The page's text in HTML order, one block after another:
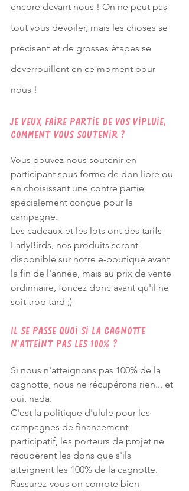
encore devant nous ! On ne peut pas
tout vous dévoiler, mais les choses se
précisent et de grosses étapes se
déverrouillent en ce moment pour
nous !
Je veux faire partie de vos vipluie,
comment vous soutenir ?
Vous pouvez nous soutenir en
participant sous forme de don libre ou
en choisissant une contre partie
spécialement conçue pour la
campagne.
Les cadeaux et les lots ont des tarifs
EarlyBirds, nos produits seront
disponible sur notre e-boutique avant
la fin de l'année, mais au prix de vente
ordinnaire, foncez donc avant qu'il ne
soit trop tard ;)
Il se passe quoi si la cagnotte
n'atteint pas les 100% ?
Si nous n'atteignons pas 100% de la
cagnotte, nous ne récupérons rien... et
oui, nada.
C'est la politique d'ulule pour les
campagnes de financement
participatif, les porteurs de projet ne
récupèrent les dons que s'ils
atteignent les 100% de la cagnotte.
Rassurez-vous on compte bien